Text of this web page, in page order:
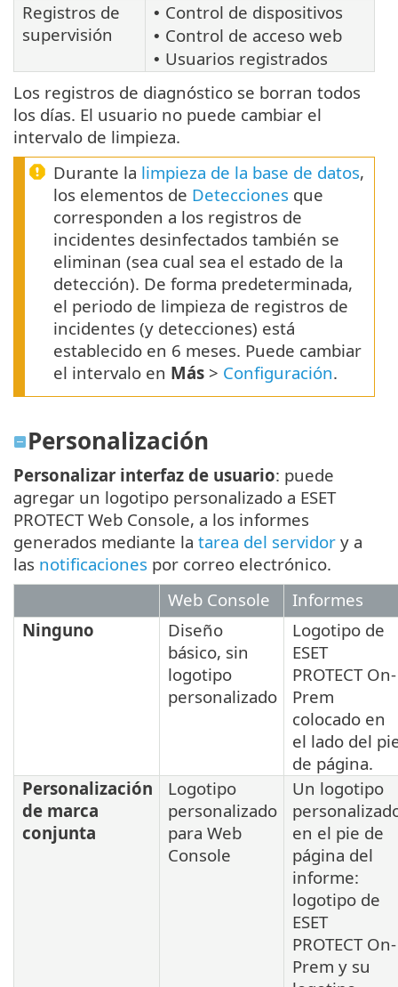
Registros de
supervisión
• Control de dispositivos
• Control de acceso web
• Usuarios registrados
Los registros de diagnóstico se borran todos
los días. El usuario no puede cambiar el
intervalo de limpieza.
Durante la limpieza de la base de datos,
los elementos de Detecciones que
corresponden a los registros de
incidentes desinfectados también se
eliminan (sea cual sea el estado de la
detección). De forma predeterminada,
el periodo de limpieza de registros de
incidentes (y detecciones) está
establecido en 6 meses. Puede cambiar
el intervalo en Más > Configuración.
Personalización
Personalizar interfaz de usuario: puede
agregar un logotipo personalizado a ESET
PROTECT Web Console, a los informes
generados mediante la tarea del servidor y a
las notificaciones por correo electrónico.
Web Console
Informes
Ninguno
Diseño
básico, sin
logotipo
personalizado
Logotipo de
ESET
PROTECT On-
Prem
colocado en
el lado del
de página.
Personalización
de marca
conjunta
Logotipo
personalizado
para Web
Console
Un logotipo
en el pie de
página del
informe:
logotipo de
ESET
PROTECT On-
Prem y su